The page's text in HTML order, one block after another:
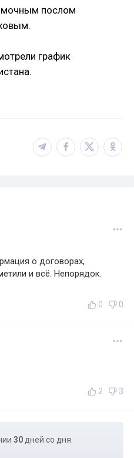
послом
график
о договорах,
и всё. Непорядок.
0 0
2 3
30 дней со дня